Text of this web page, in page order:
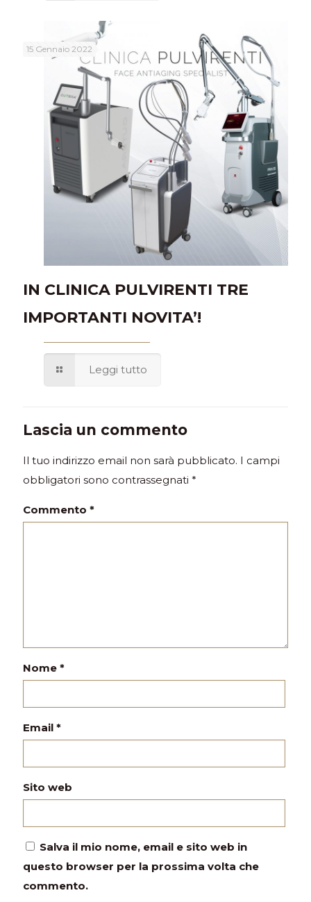
15 Gennaio 2022
IN CLINICA PULVIRENTI TRE
IMPORTANTI NOVITA’!
Leggi tutto
Lascia un commento
Il tuo indirizzo email non sarà pubblicato. I campi
obbligatori sono contrassegnati *
Commento *
Nome *
Email *
Sito web
Salva il mio nome, email e sito web in
questo browser per la prossima volta che
commento.